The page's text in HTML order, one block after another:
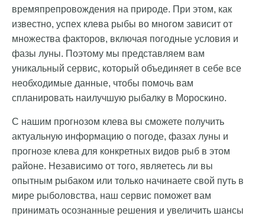
времяпрепровождения на природе. При этом, как
известно, успех клева рыбы во многом зависит от
множества факторов, включая погодные условия и
фазы луны. Поэтому мы представляем вам
уникальный сервис, который объединяет в себе все
необходимые данные, чтобы помочь вам
спланировать наилучшую рыбалку в Мороскино.
С нашим прогнозом клева вы сможете получить
актуальную информацию о погоде, фазах луны и
прогнозе клева для конкретных видов рыб в этом
районе. Независимо от того, являетесь ли вы
опытным рыбаком или только начинаете свой путь в
мире рыболовства, наш сервис поможет вам
принимать осознанные решения и увеличить шансы